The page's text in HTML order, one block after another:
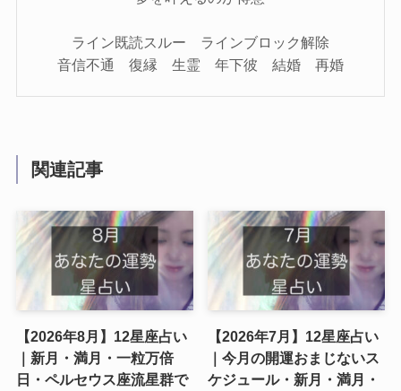
ライン既読スルー ラインブロック解除
音信不通 復縁 生霊 年下彼 結婚 再婚
関連記事
【2026年8月】12星座占い
｜新月・満月・一粒万倍
日・ペルセウス座流星群で
【2026年7月】12星座占い
｜今月の開運おまじないス
ケジュール・新月・満月・